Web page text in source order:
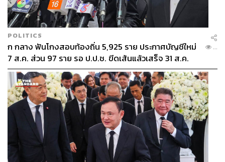
POLITICS
ก กลาง ฟันโกงสอบท้องถิ่น 5,925 ราย ประกาศบัญชีใหม่
7 ส.ค. ส่วน 97 ราย รอ ป.ป.ช. ขีดเส้นแล้วเสร็จ 31 ส.ค.
...